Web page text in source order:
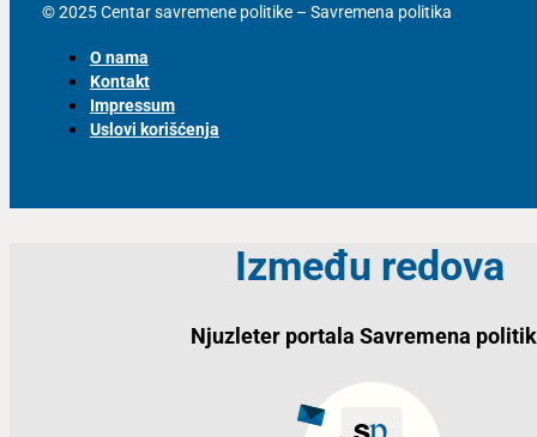
© 2025 Centar savremene politike – Savremena politika
O nama
Kontakt
Impressum
Uslovi korišćenja
Između redova
Njuzleter portala Savremena